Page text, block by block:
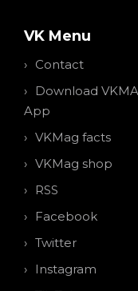
VK Menu
Contact
Download
App
VKMag facts
VKMag shop
RSS
Facebook
Twitter
Instagram